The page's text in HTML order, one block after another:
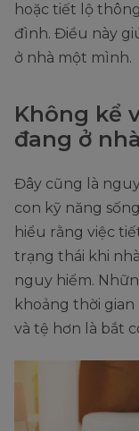
hoặc tiết lộ
đình. Điều này
ở nhà một mình.
Không kể
đang ở
Đây cũng là
con kỹ năng
hiểu rằng việc
trạng thái khi
nguy hiểm.
khoảng thời
và tệ hơn là bắt